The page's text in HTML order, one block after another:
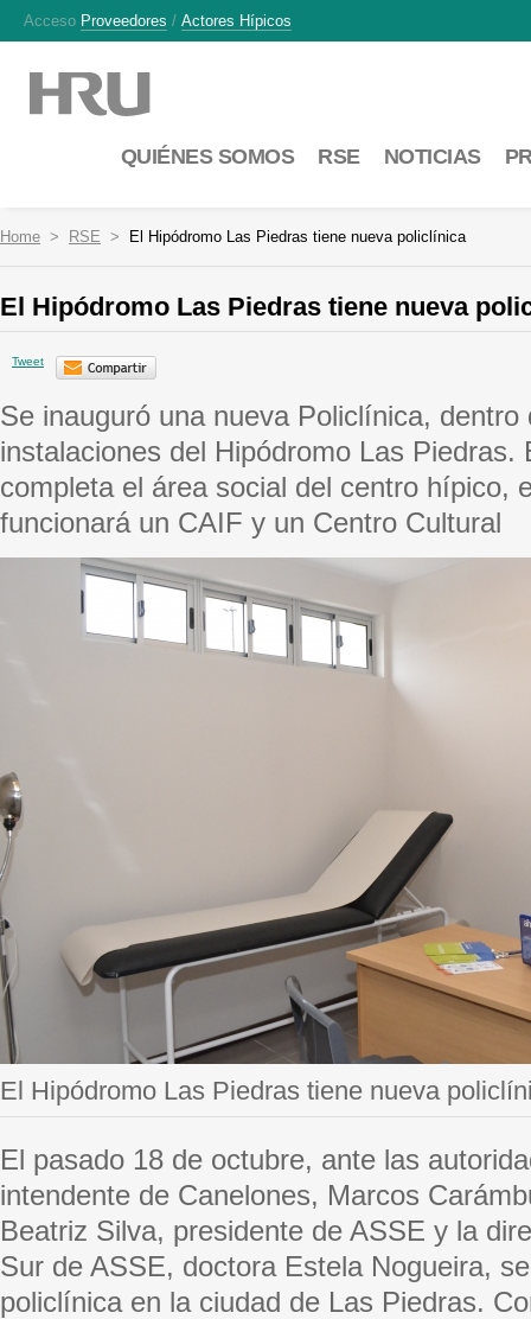
Acceso Proveedores / Actores Hípicos
QUIÉNES SOMOS RSE NOTICIAS
Home RSE El Hipódromo Las Piedras tiene nueva policlínica
El Hipódromo Las Piedras tiene nueva
Tweet
Se inauguró una nueva Policlínica, dentro
instalaciones del Hipódromo Las Piedras.
completa el área social del centro hípico,
funcionará un CAIF y un Centro Cultural
El Hipódromo Las Piedras tiene nueva
El pasado 18 de octubre, ante las
intendente de Canelones, Marcos
Beatriz Silva, presidente de ASSE y la
Sur de ASSE, doctora Estela Nogueira,
policlínica en la ciudad de Las Piedras.